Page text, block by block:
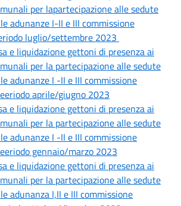
per lapartecipazione alle sedute
adunanze I-II e III commissione
luglio/settembre 2023
e liquidazione gettoni di presenza ai
per la partecipazione alle sedute
adunanze I -II e III commissione
aprile/giugno 2023
e liquidazione gettoni di presenza ai
per la partecipazione alle sedute
adunanze I -II e III commissione
gennaio/marzo 2023
e liquidazione gettoni di presenza ai
per la partecipazione alle sedute
adunanza I,II e III commissione